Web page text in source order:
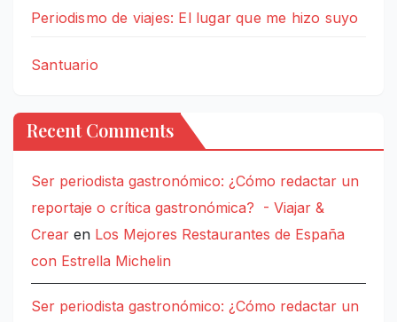
Periodismo de viajes: El lugar que me hizo suyo
Santuario
Recent Comments
Ser periodista gastronómico: ¿Cómo redactar un
reportaje o crítica gastronómica? - Viajar &
Crear en Los Mejores Restaurantes de España
con Estrella Michelin
Ser periodista gastronómico: ¿Cómo redactar un